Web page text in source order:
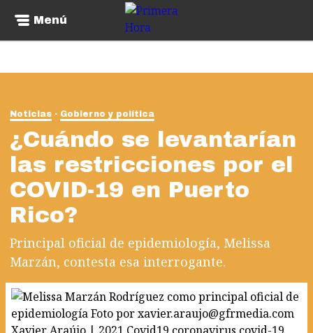
Menú
Noticias Gobierno y política
¿Cuándo se levantarían
las restricciones por el
COVID-19 en Puerto
Rico?
Principal oficial de epidemiología, Melissa
Marzán, contesta esa interrogante.